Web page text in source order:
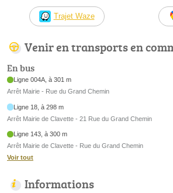
Trajet Waze
Venir en transports en
En bus
Ligne 004A, à 301 m
Arrêt Mairie - Rue du Grand Chemin
Ligne 18, à 298 m
Arrêt Mairie de Clavette - 21 Rue du Grand Chemin
Ligne 143, à 300 m
Arrêt Mairie de Clavette - Rue du Grand Chemin
Voir tout
Informations